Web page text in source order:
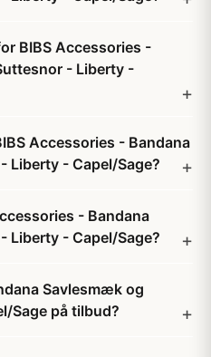
BIBS Accessories -
- Liberty -
Accessories - Bandana
Liberty - Capel/Sage?
- Bandana
Liberty - Capel/Sage?
Savlesmæk og
Sage på tilbud?